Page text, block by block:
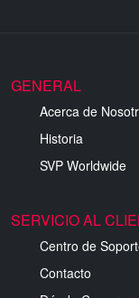
GENERAL
Acerca de
Historia
SVP Worldwide
SERVICIO AL
Centro de
Contacto